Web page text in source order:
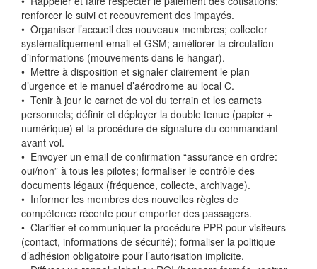
renforcer le suivi et recouvrement des impayés.
•⁠ ⁠Organiser l’accueil des nouveaux membres; collecter
systématiquement email et GSM; améliorer la circulation
d’informations (mouvements dans le hangar).
•⁠ ⁠Mettre à disposition et signaler clairement le plan
d’urgence et le manuel d’aérodrome au local C.
•⁠ ⁠Tenir à jour le carnet de vol du terrain et les carnets
personnels; définir et déployer la double tenue (papier +
numérique) et la procédure de signature du commandant
avant vol.
•⁠ ⁠Envoyer un email de confirmation “assurance en ordre:
oui/non” à tous les pilotes; formaliser le contrôle des
documents légaux (fréquence, collecte, archivage).
•⁠ ⁠Informer les membres des nouvelles règles de
compétence récente pour emporter des passagers.
•⁠ ⁠Clarifier et communiquer la procédure PPR pour visiteurs
(contact, informations de sécurité); formaliser la politique
d’adhésion obligatoire pour l’autorisation implicite.